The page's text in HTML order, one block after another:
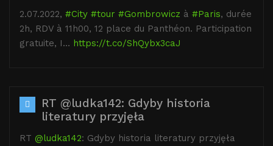
2.07.2022, #City #tour #Gombrowicz à #Paris, durée
2h, RDV à 11h00, 12 place du Panthéon. Participation
gratuite, I… https://t.co/ShQybx3caJ
RT @ludka142: Gdyby historia
literatury przyjęła
RT @ludka142: Gdyby historia literatury przyjęła